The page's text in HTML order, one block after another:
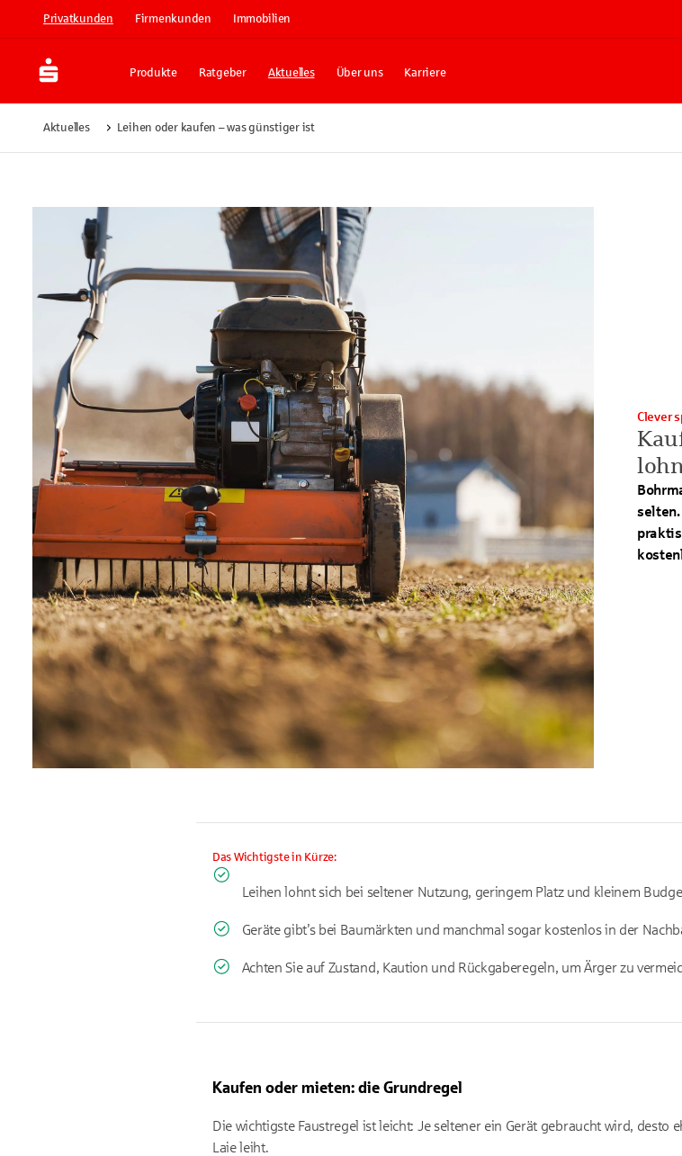
Privatkunden Firmenkunden Immobilien
Produkte Ratgeber Aktuelles Über uns Karriere
Aktuelles Leihen oder kaufen – was günstiger ist
Clever
selten.
Das Wichtigste in Kürze:
Leihen lohnt sich bei seltener Nutzung, geringem Platz und kleinem
Geräte gibt’s bei Baumärkten und manchmal sogar kostenlos in der
Achten Sie auf Zustand, Kaution und Rückgaberegeln, um Ärger zu
Kaufen oder mieten: die Grundregel
Die wichtigste Faustregel ist leicht: Je seltener ein Gerät gebraucht wird, desto
Laie leiht.